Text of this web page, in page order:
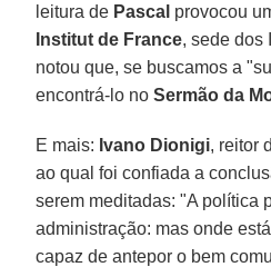
leitura de Pascal provocou
Institut de France, sede dos
notou que, se buscamos a
encontrá-lo noSermão da
E mais: Ivano Dionigi, reitor
ao qual foi confiada a
serem meditadas: "A política
administração: mas onde
capaz de antepor o bem